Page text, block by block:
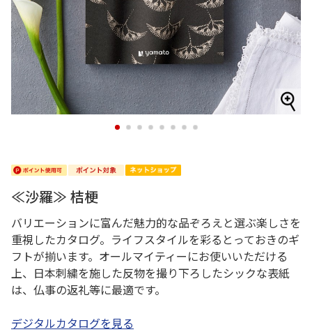
1 2 3 4 5 6 7 8
≪沙羅≫ 桔梗
バリエーションに富んだ魅力的な品ぞろえと選ぶ楽しさを
重視したカタログ。ライフスタイルを彩るとっておきのギ
フトが揃います。オールマイティーにお使いいただける
上、日本刺繍を施した反物を撮り下ろしたシックな表紙
は、仏事の返礼等に最適です。
デジタルカタログを見る